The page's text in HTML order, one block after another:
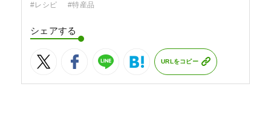
#レシピ #特産品
シェアする
URLをコピー